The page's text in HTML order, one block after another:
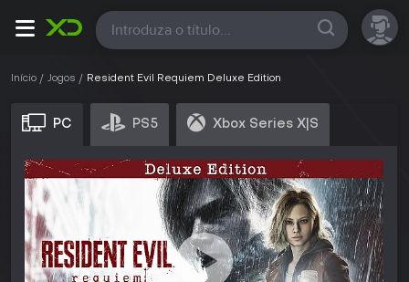
Todas
Início Jogos Resident Evil Requiem Deluxe Edition
PC PS5 Xbox Series X|S